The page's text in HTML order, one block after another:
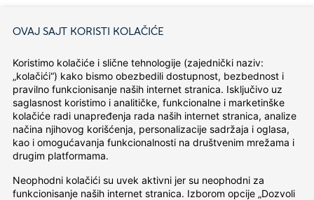
OVAJ SAJT KORISTI KOLAČIĆE
Koristimo kolačiće i slične tehnologije (zajednički naziv:
„kolačići“) kako bismo obezbedili dostupnost, bezbednost i
pravilno funkcionisanje naših internet stranica. Isključivo uz
saglasnost koristimo i analitičke, funkcionalne i marketinške
kolačiće radi unapređenja rada naših internet stranica, analize
načina njihovog korišćenja, personalizacije sadržaja i oglasa,
kao i omogućavanja funkcionalnosti na društvenim mrežama i
drugim platformama.
Neophodni kolačići su uvek aktivni jer su neophodni za
funkcionisanje naših internet stranica. Izborom opcije „Dozvoli